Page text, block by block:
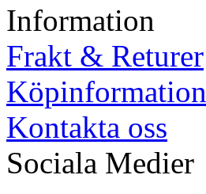
Information
Frakt & Returer
Köpinformation
Kontakta oss
Sociala Medier